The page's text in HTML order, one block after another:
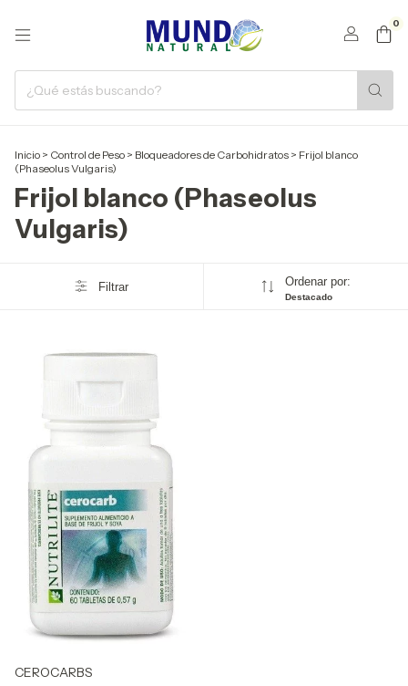
0
Inicio > Control de Peso > Bloqueadores de Carbohidratos > Frijol blanco
(Phaseolus Vulgaris)
Frijol blanco (Phaseolus
Vulgaris)
Filtrar Ordenar por:
Destacado
CEROCARBS